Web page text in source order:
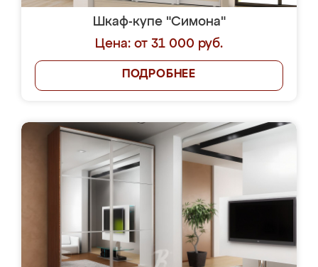
Шкаф-купе "Симона"
Цена: от 31 000 руб.
ПОДРОБНЕЕ